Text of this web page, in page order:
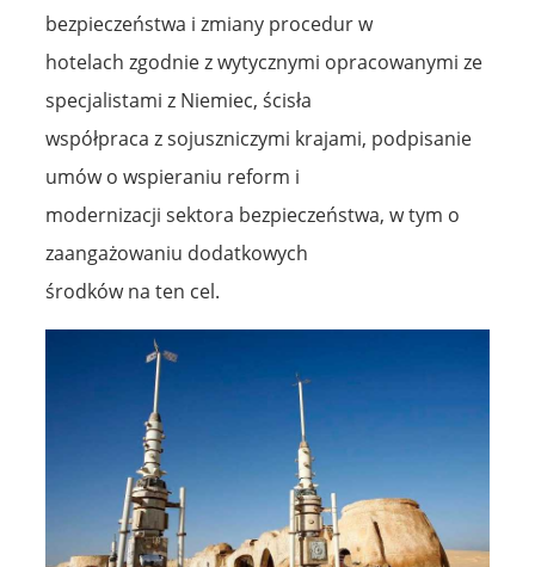
bezpieczeństwa i zmiany procedur w
hotelach zgodnie z wytycznymi opracowanymi ze
specjalistami z Niemiec, ścisła
współpraca z sojuszniczymi krajami, podpisanie
umów o wspieraniu reform i
modernizacji sektora bezpieczeństwa, w tym o
zaangażowaniu dodatkowych
środków na ten cel.